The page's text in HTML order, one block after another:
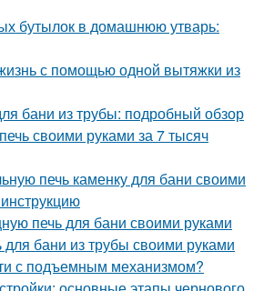
бутылок в домашнюю утварь:
с помощью одной вытяжки из
бани из трубы: подробный обзор
своими руками за 7 тысяч
печь каменку для бани своими
печь для бани своими руками
для бани из трубы своими руками
с подъемным механизмом?